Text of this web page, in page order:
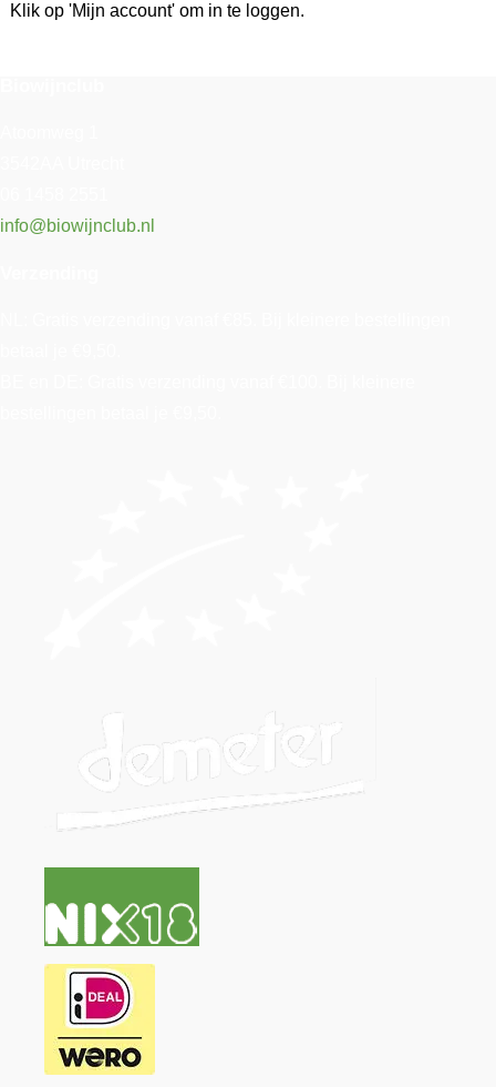
Klik op 'Mijn account' om in te loggen.
info@biowijnclub.nl